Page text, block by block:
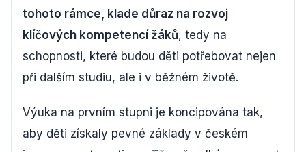
tohoto rámce, klade důraz na rozvoj
klíčových kompetencí žáků, tedy na
schopnosti, které budou děti potřebovat nejen
při dalším studiu, ale i v běžném životě.
Výuka na prvním stupni je koncipována tak,
aby děti získaly pevné základy v českém